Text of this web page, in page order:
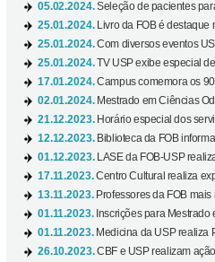
05.02.2024.Seleção de pacientes
25.01.2024.
Livro da FOB é destaque
25.01.2024.Com diversos eventos
25.01.2024.TV USP exibe especial
17.01.2024.Campus comemora os
02.01.2024. Mestrado em Ciências
21.12.2023. Horário especial dos
12.12.2023. Biblioteca da FOB
01.12.2023.
LASE da FOB-USP
17.11.2023.Centro Cultural realiza
13.11.2023. Professores da FOB
01.11.2023. Inscrições para
01.11.2023. Medicina da USP realiza
26.10.2023.CBF e USP realizam